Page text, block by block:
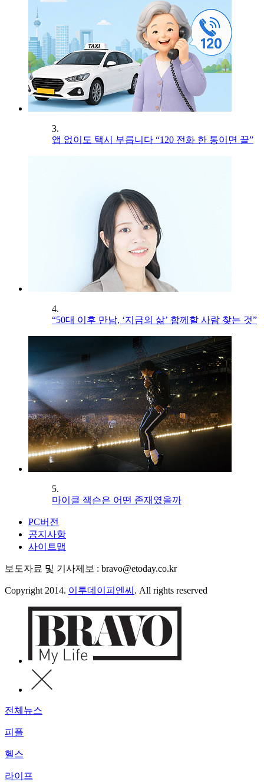
3.
앱 없이도 택시 부릅니다 “120 전화 한 통이면 끝”
4.
“50대 이후 만남, ‘지금의 삶’ 함께할 사람 찾는 것”
5.
마이클 잭슨은 어떤 존재였을까
PC버전
공지사항
사이트맵
보도자료 및 기사제보 : bravo@etoday.co.kr
Copyright 2014. 이투데이피엔씨 . All rights reserved
전체뉴스
피플
헬스
라이프